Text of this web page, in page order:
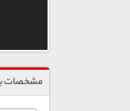
مشخصات